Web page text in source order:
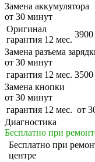
Замена аккумулятора
от 30 минут
Оригинал
гарантия 12 мес.
3900
Замена разъема
от 30 минут
гарантия 12 мес. 3500
Замена кнопки
от 30 минут
гарантия 12 мес. от
Диагностика
Бесплатно при
Бесплатно при
центре